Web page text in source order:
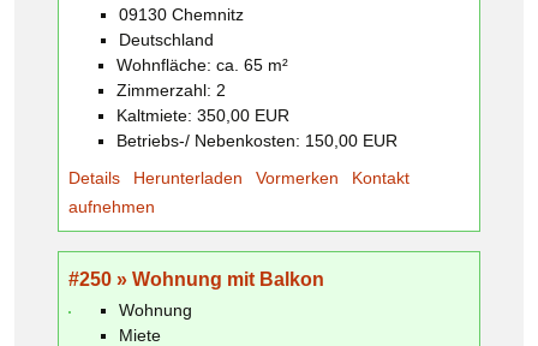
09130 Chemnitz
Deutschland
Wohnfläche: ca. 65 m²
Zimmerzahl: 2
Kaltmiete: 350,00 EUR
Betriebs-/ Nebenkosten: 150,00 EUR
Details
Herunterladen Vormerken
Kontakt
aufnehmen
#250 » Wohnung mit Balkon
Wohnung
Miete